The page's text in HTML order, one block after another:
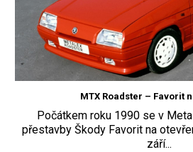
MTX Roadster – Favorit
Počátkem roku 1990 se v
přestavby Škody Favorit na
září...